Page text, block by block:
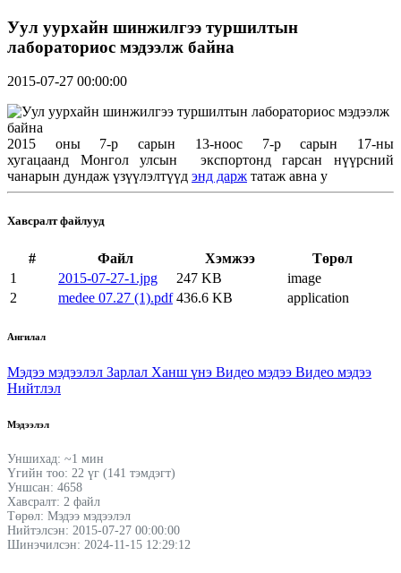
Уул уурхайн шинжилгээ туршилтын
лабораториос мэдээлж байна
2015-07-27 00:00:00
2015 оны 7-р сарын 13-ноос 7-р сарын 17-ны
хугацаанд Монгол улсын экспортонд гарсан нүүрсний
чанарын дундаж үзүүлэлтүүд энд дарж татаж авна у
Хавсралт файлууд
# Файл Хэмжээ
Төрөл
1
2015-07-27-1.jpg 247 KB
image
2
medee 07.27 (1).pdf 436.6 KB application
Ангилал
Мэдээ мэдээлэл Зарлал Ханш үнэ Видео мэдээ Видео мэдээ
Нийтлэл
Мэдээлэл
Уншихад: ~1 мин
Үгийн тоо: 22 үг (141 тэмдэгт)
Уншсан: 4658
Хавсралт: 2 файл
Төрөл: Мэдээ мэдээлэл
Нийтэлсэн: 2015-07-27 00:00:00
Шинэчилсэн: 2024-11-15 12:29:12